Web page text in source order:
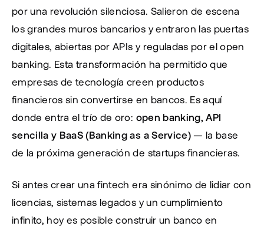
por una revolución silenciosa. Salieron de escena
los grandes muros bancarios y entraron las puertas
digitales, abiertas por APIs y reguladas por el open
banking. Esta transformación ha permitido que
empresas de tecnología creen productos
financieros sin convertirse en bancos. Es aquí
donde entra el trío de oro: open banking, API
sencilla y BaaS (Banking as a Service) — la base
de la próxima generación de startups financieras.
Si antes crear una fintech era sinónimo de lidiar con
licencias, sistemas legados y un cumplimiento
infinito, hoy es posible construir un banco en